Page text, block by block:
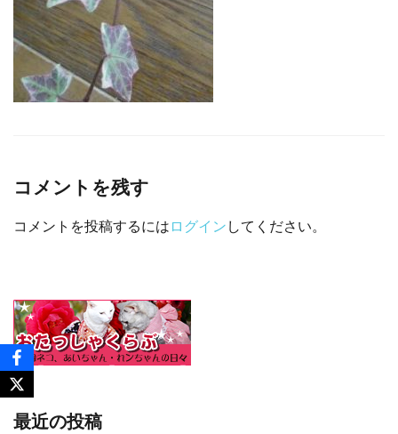
コメントを残す
コメントを投稿するには ログイン してください。
最近の投稿